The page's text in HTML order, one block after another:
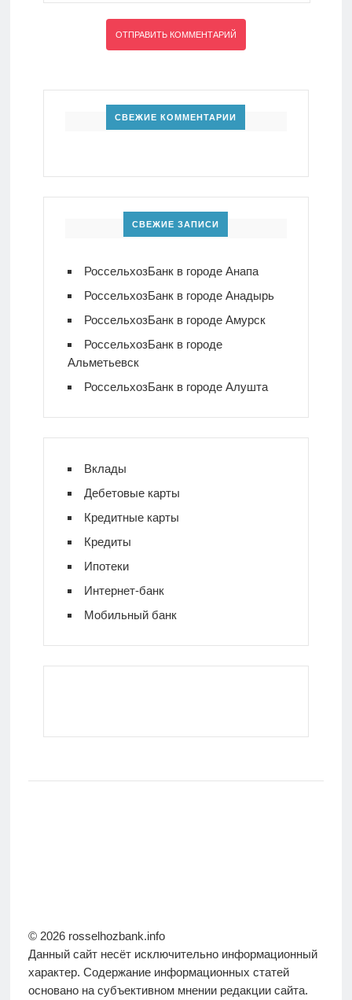
СВЕЖИЕ КОММЕНТАРИИ
СВЕЖИЕ ЗАПИСИ
РоссельхозБанк в городе Анапа
РоссельхозБанк в городе Анадырь
РоссельхозБанк в городе Амурск
РоссельхозБанк в городе
Альметьевск
РоссельхозБанк в городе Алушта
Вклады
Дебетовые карты
Кредитные карты
Кредиты
Ипотеки
Интернет-банк
Мобильный банк
© 2026 rosselhozbank.info
Данный сайт несёт исключительно информационный
характер. Содержание информационных статей
основано на субъективном мнении редакции сайта.